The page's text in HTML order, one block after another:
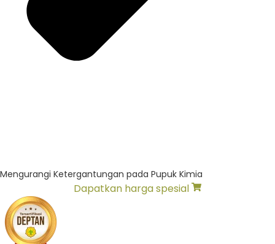
Mengurangi Ketergantungan pada Pupuk Kimia
Dapatkan harga spesial